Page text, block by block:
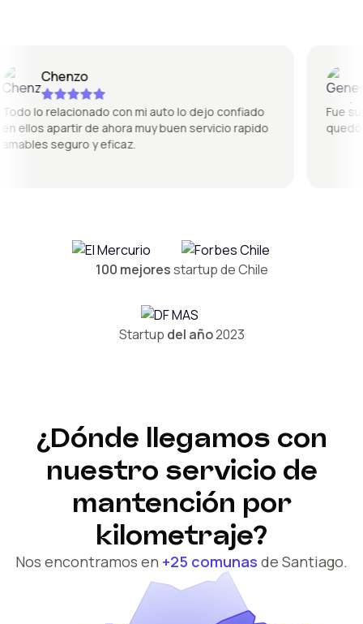
Chenzo
lo relacionado con mi auto lo dejo confiado
apartir de ahora muy buen servicio rapido
seguro y eficaz.
Fue
quedó
100 mejoresstartup de Chile
Startup del año2023
¿Dónde llegamos con
nuestro servicio de
mantención por
kilometraje?
Nos encontramos en +25 comunas de Santiago.